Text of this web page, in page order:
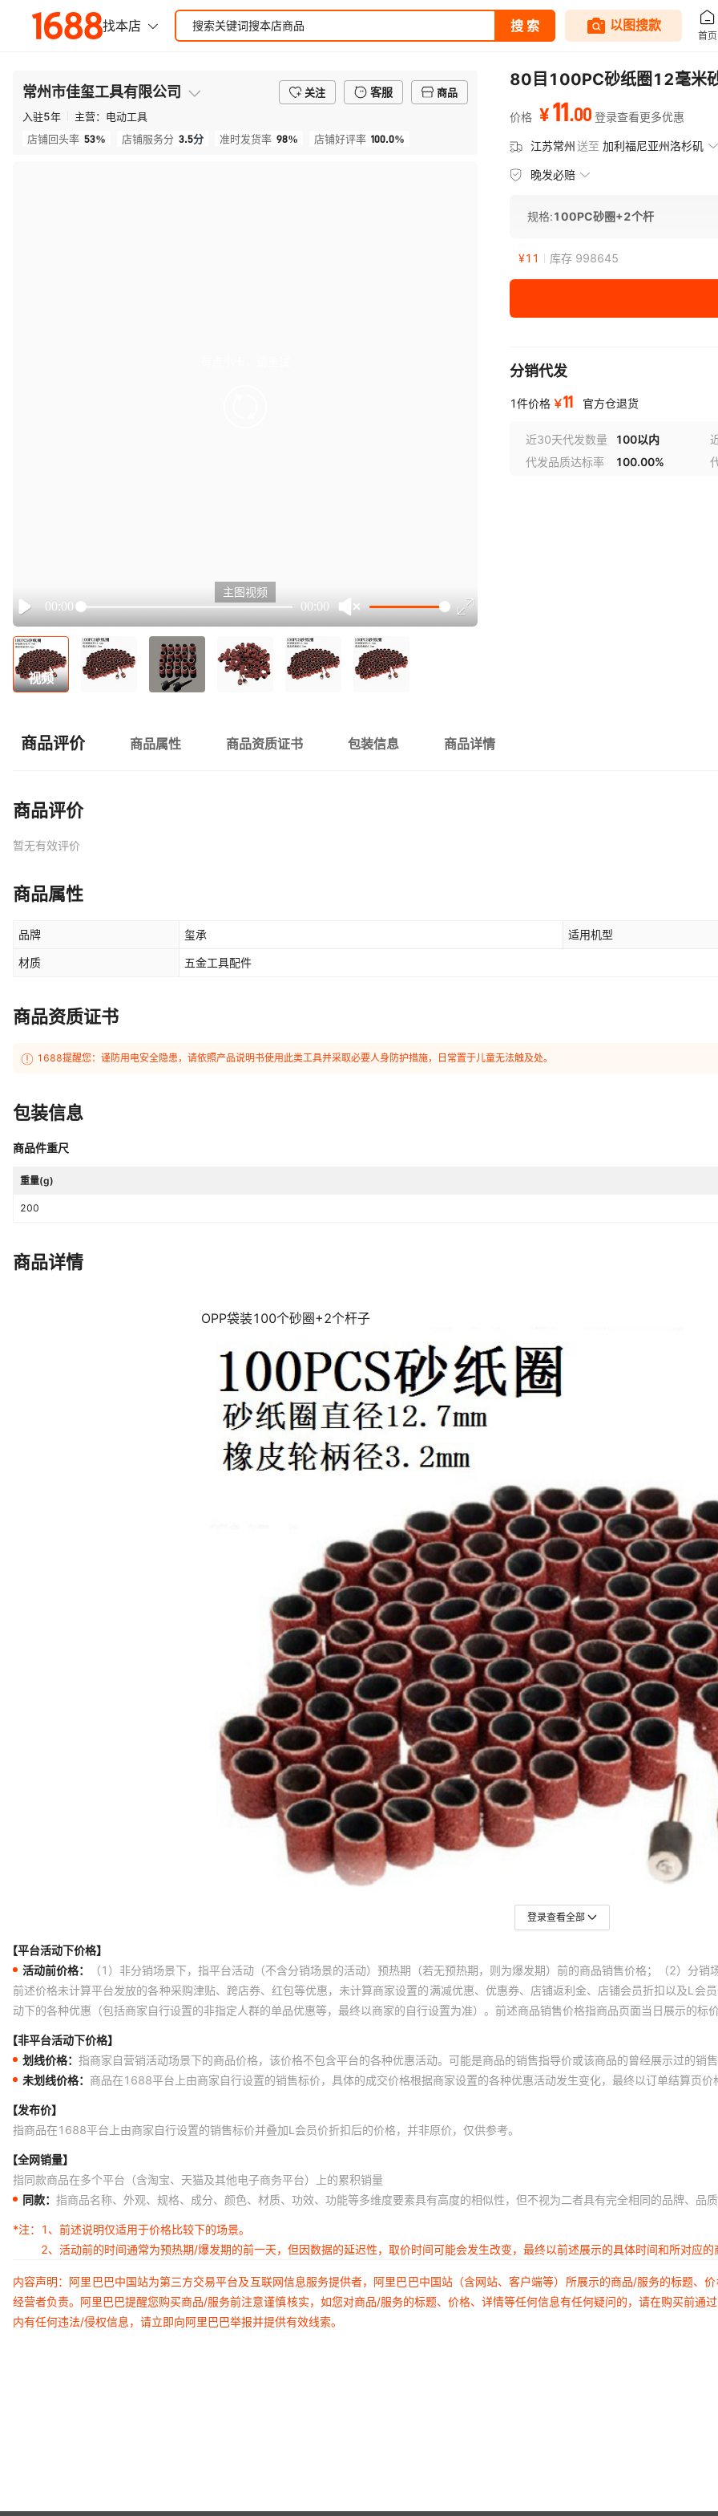
常州市佳玺工具有限公司 关注 客服
商品
入驻5年 主营： 电动工具
店铺回头率 53% 店铺服务分 3.5分 准时发货率 98% 店铺好评率 100.0%
Play
00:00 00:00
主图视频
视频
80目100PC砂纸圈12毫米
价格 ¥11.00 登录查看更多优惠
江苏常州送至 加利福尼亚州洛杉矶
晚发必赔
规格:100PC砂圈+2个杆
¥11 库存 998645
分销代发
1件价格 ￥11 官方仓退货
近30天代发数量 100以内
代发品质达标率
100.00%
商品评价 商品属性 商品资质证书 包装信息 商品详情
商品评价
暂无有效评价
商品属性
品牌 玺承 适用机型
材质 五金工具配件
商品资质证书
1688提醒您：谨防用电安全隐患，请依照产品说明书使用此类工具并采取必要人身防护措施，日常置于儿童无法触及处。
包装信息
商品件重尺
重量(g)
200
商品详情
登录查看全部
【平台活动下价格】
活动前价格：
（1）非分销场景下，指平台活动（不含分销场景的活动）预热期（若无预热期，则为爆发期）前的商品销售价格；（2）分
前述价格未计算平台发放的各种采购津贴、跨店券、红包等优惠，未计算商家设置的满减优惠、优惠券、店铺返利金、店铺会员折扣以及L会
动下的各种优惠（包括商家自行设置的非指定人群的单品优惠等，最终以商家的自行设置为准）。前述商品销售价格指商品页面当日展示的标
【非平台活动下价格】
划线价格： 指商家自营销活动场景下的商品价格，该价格不包含平台的各种优惠活动。可能是商品的销售指导价或该商品的曾经展示过的销售
未划线价格： 商品在1688平台上由商家自行设置的销售标价，具体的成交价格根据商家设置的各种优惠活动发生变化，最终以订单结算页价
【发布价】
指商品在1688平台上由商家自行设置的销售标价并叠加L会员价折扣后的价格，并非原价，仅供参考。
【全网销量】
指同款商品在多个平台（含淘宝、天猫及其他电子商务平台）上的累积销量
同款： 指商品名称、外观、规格、成分、颜色、材质、功效、功能等多维度要素具有高度的相似性，但不视为二者具有完全相同的品牌、品质
*注：
1、前述说明仅适用于价格比较下的场景。
2、活动前的时间通常为预热期/爆发期的前一天，但因数据的延迟性，取价时间可能会发生改变，最终以前述展示的具体时间和所对应的
内容声明：阿里巴巴中国站为第三方交易平台及互联网信息服务提供者，阿里巴巴中国站（含网站、客户端等）所展示的商品/服务的标题、
经营者负责。阿里巴巴提醒您购买商品/服务前注意谨慎核实，如您对商品/服务的标题、价格、详情等任何信息有任何疑问的，请在购买前通
内有任何违法/侵权信息，请立即向阿里巴巴举报并提供有效线索。